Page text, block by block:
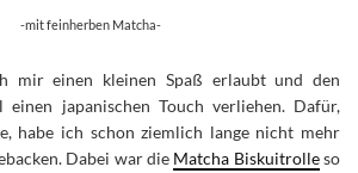
-mit feinherben Matcha-
mir einen kleinen Spaß erlaubt und den
japanischen Touch verliehen. Dafür,
habe ich schon ziemlich lange nicht mehr
Dabei war die Matcha Biskuitrolleso